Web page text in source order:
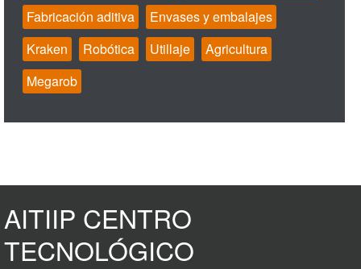
Fabricación aditiva
Envases y embalajes
Kraken
Robótica Utillaje
Agricultura
Megarob
AITIIP CENTRO
TECNOLÓGICO